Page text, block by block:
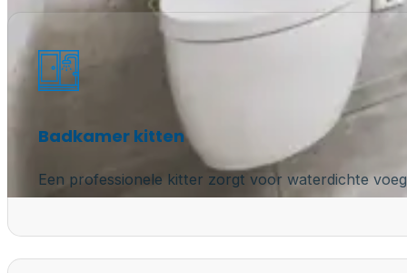
Badkamer kitten
Een professionele kitter zorgt voor waterdichte